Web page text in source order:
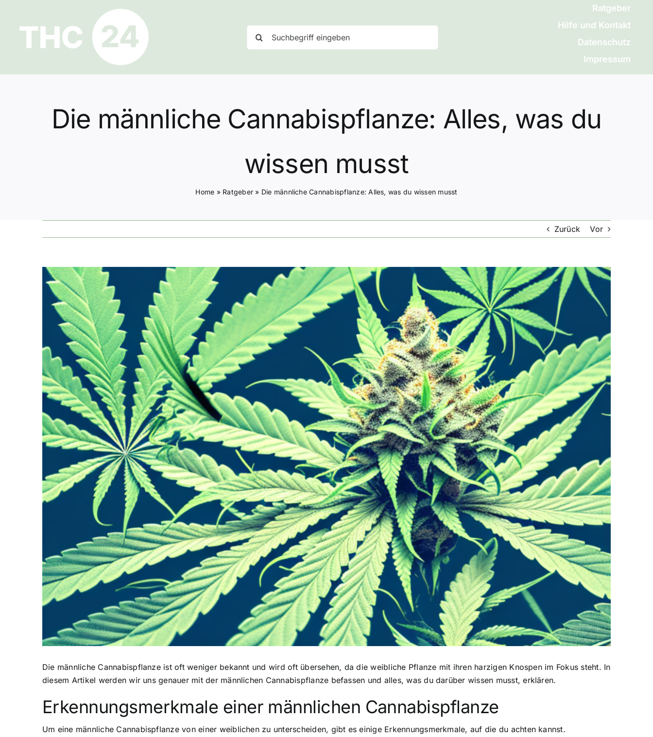
springen
nach:
Ratgeber
Hilfe und Kontakt
Datenschutz
Impressum
Die männliche Cannabispflanze: Alles, was du
wissen musst
Home » Ratgeber » Die männliche Cannabispflanze: Alles, was du wissen musst
Zurück Vor
Zeige
grösseres
Bild
Die männliche Cannabispflanze ist oft weniger bekannt und wird oft übersehen, da die weibliche Pflanze mit ihren harzigen Knospen im Fokus steht. In
diesem Artikel werden wir uns genauer mit der männlichen Cannabispflanze befassen und alles, was du darüber wissen musst, erklären.
Erkennungsmerkmale einer männlichen Cannabispflanze
Um eine männliche Cannabispflanze von einer weiblichen zu unterscheiden, gibt es einige Erkennungsmerkmale, auf die du achten kannst.